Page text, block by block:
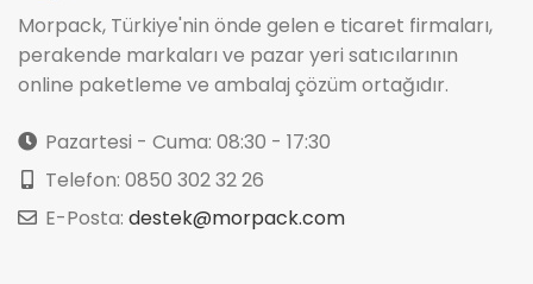
Morpack, Türkiye'nin önde gelen e ticaret firmaları,
perakende markaları ve pazar yeri satıcılarının
online paketleme ve ambalaj çözüm ortağıdır.
Pazartesi - Cuma: 08:30 - 17:30
Telefon: 0850 302 32 26
E-Posta: destek@morpack.com